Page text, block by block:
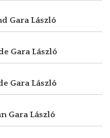
Gara László
Gara László
Gara László
Gara László